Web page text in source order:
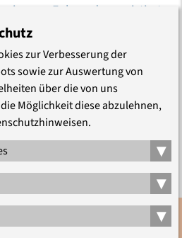
– Folgen des assistierten
und die Gesellschaft
Akademie zu Berlin in
der
Heidelberg (FEST)
können Sie
zur Verbesserung der
sowie zur Auswertung von
über die von uns
Möglichkeit diese abzulehnen,
▾
▾
▾